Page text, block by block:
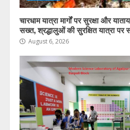
3
नैनीताल और
पर्यटकों की बढ़ी
4
देहरादून में
को मिलेगी नई
दुर्घटनाओं पर
August 6, 2026
चारधाम यात्रा मार्गों पर सुरक्षा और
सख्त, श्रद्धालुओं की सुरक्षित यात्रा
August 6, 2026